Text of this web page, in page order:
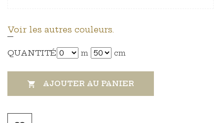
Voir les autres couleurs.
QUANTITÉ m cm
 AJOUTER AU PANIER